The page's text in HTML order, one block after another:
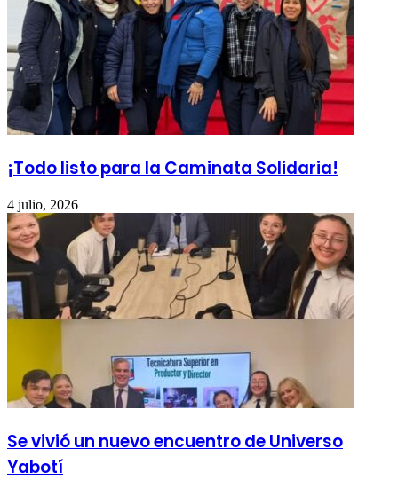
¡Todo listo para la Caminata Solidaria!
4 julio, 2026
Se vivió un nuevo encuentro de Universo
Yabotí